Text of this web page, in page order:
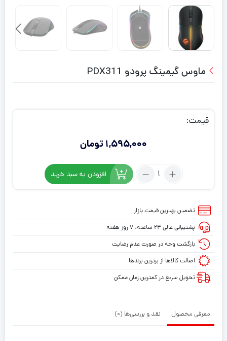
ماوس گیمینگ پرودو PDX311
قیمت:
1,595,000 تومان
تعداد:
پرودو
افزودن به سبد خرید
تضمین بهترین قیمت بازار
پشتیبانی عالی ۲۴ ساعته، ۷ روز هفته
بازگشت وجه در صورت عدم رضایت
اصالت کالاها از برترین برندها
تحویل سریع در کمترین زمان ممکن
معرفی محصول نقد و بررسی‌ها (0)